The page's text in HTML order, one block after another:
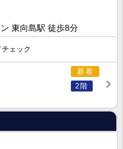
東向島駅 徒歩8分
ェック
新着
2階